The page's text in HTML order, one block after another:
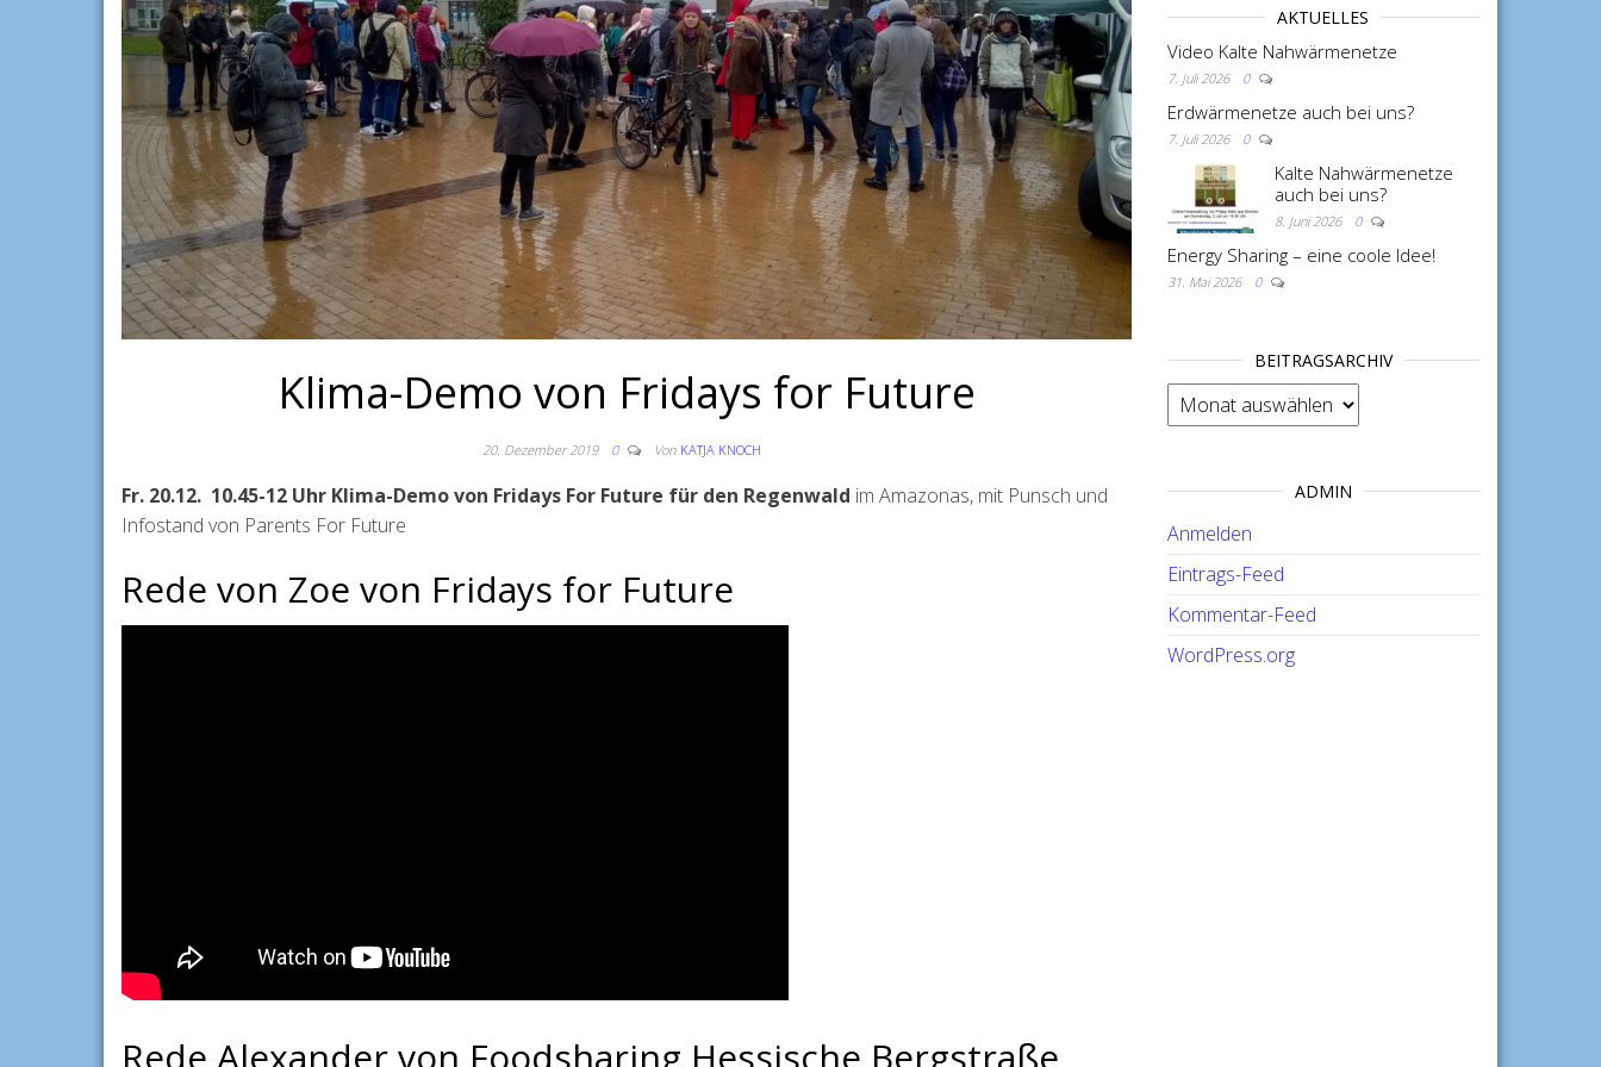
Klima-Demo von Fridays for Future
20. Dezember 2019 0 Von KATJA KNOCH
Fr. 20.12. 10.45-12 Uhr Klima-Demo von Fridays For Future für den Regenwald im Amazonas, mit Punsch und
Infostand von Parents For Future
Rede von Zoe von Fridays for Future
Rede Alexander von Foodsharing Hessische Bergstraße
AKTUELLES
Video Kalte Nahwärmenetze
7. Juli 2026 0
Erdwärmenetze auch bei uns?
7. Juli 2026 0
Kalte Nahwärmenetze
auch bei uns?
8. Juni 2026 0
Energy Sharing – eine coole Idee!
31. Mai 2026 0
BEITRAGSARCHIV
BEITRAGSARCHIV
ADMIN
Anmelden
Eintrags-Feed
Kommentar-Feed
WordPress.org